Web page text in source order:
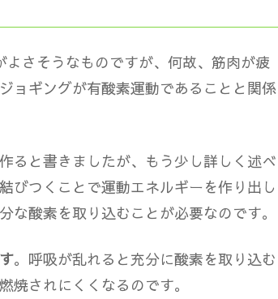
さそうなものですが、何故、筋肉が疲
ョギングが有酸素運動であることと関係
ると書きましたが、もう少し詳しく述べ
びつくことで運動エネルギーを作り出し
な酸素を取り込むことが必要なのです。
。 呼吸が乱れると充分に酸素を取り込む
焼されにくくなるのです。